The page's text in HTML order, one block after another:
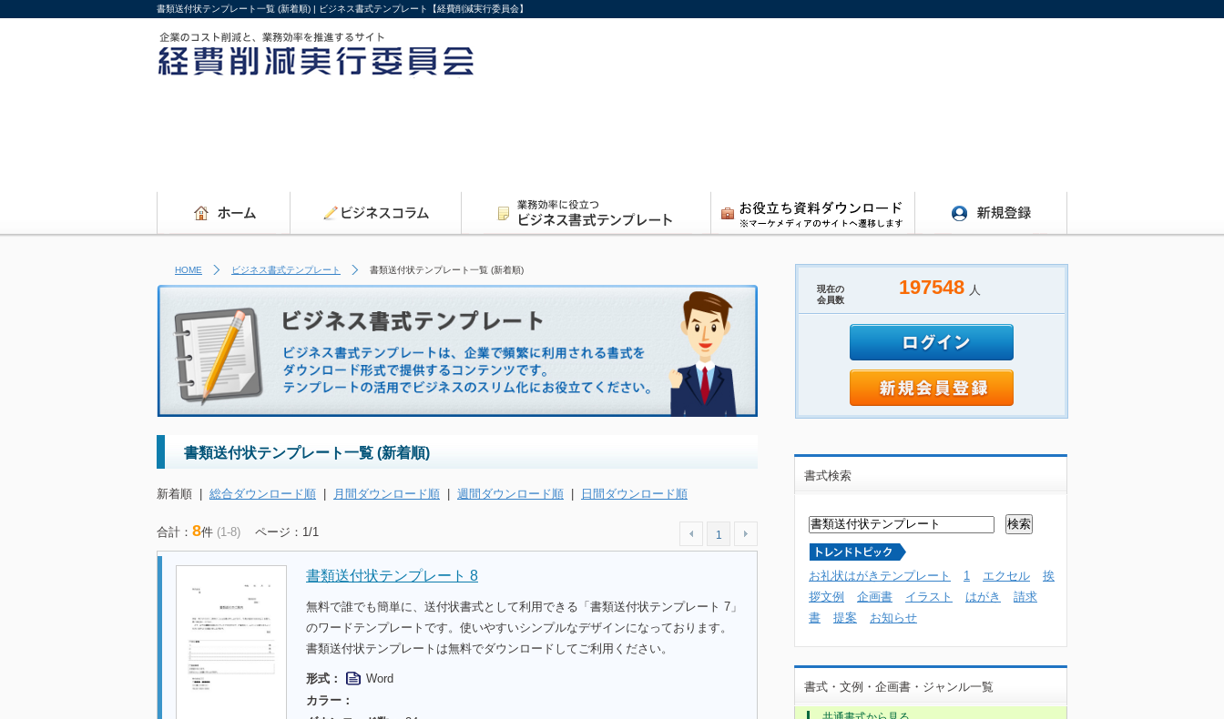
書類送付状テンプレート一覧 (新着順) | ビジネス書式テンプレート【経費削減実行委員会】
HOME ビジネス書式テンプレート 書類送付状テンプレート一覧 (新着順)
書類送付状テンプレート一覧 (新着順)
新着順 | 総合ダウンロード順 | 月間ダウンロード順 | 週間ダウンロード順 | 日間ダウンロード順
合計： 8件 (1-8) ページ：1/1 1
書類送付状テンプレート 8
無料で誰でも簡単に、送付状書式として利用できる「書類送付状テンプレート 7」
のワードテンプレートです。使いやすいシンプルなデザインになっております。
書類送付状テンプレートは無料でダウンロードしてご利用ください。
形式：
Word
カラー：
現在の
会員数
197548 人
書式検索
お礼状はがきテンプレート 1 エクセル
挨
拶文例
企画書 イラスト はがき
請求
書
提案 お知らせ
書式・文例・企画書・ジャンル一覧